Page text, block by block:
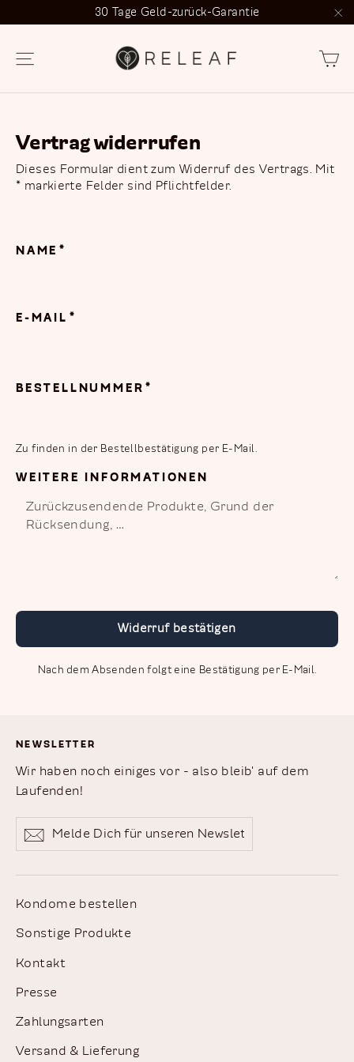
Inhalt
30 Tage Geld-zurück-Garantie
Seitennavigation
Vertrag widerrufen
Dieses Formular dient zum Widerruf des Vertrags. Mit
* markierte Felder sind Pflichtfelder.
NAME *
E-MAIL *
BESTELLNUMMER *
Zu finden in der Bestellbestätigung per E-Mail.
WEITERE INFORMATIONEN
Nach dem Absenden folgt eine Bestätigung per E-Mail.
NEWSLETTER
Wir haben noch einiges vor - also bleib' auf dem
Laufenden!
Dich
unseren
Abonnieren
Kondome bestellen
Sonstige Produkte
Kontakt
Presse
Zahlungsarten
Versand & Lieferung